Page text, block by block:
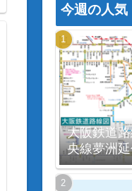
今週の人気
大阪鉄道
央線夢洲